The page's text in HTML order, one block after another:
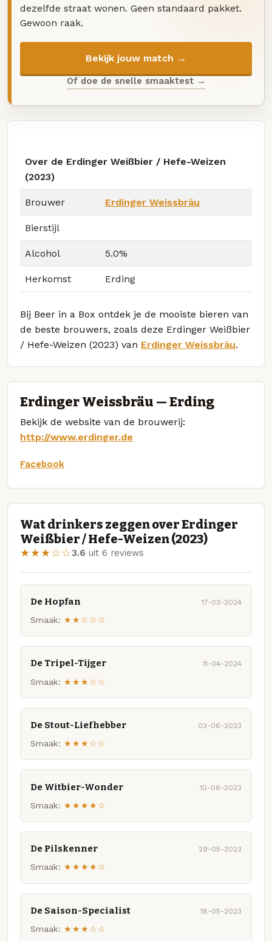
dezelfde straat wonen. Geen standaard pakket.
Gewoon raak.
Bekijk jouw match →
Of doe de snelle smaaktest →
Over de Erdinger Weißbier / Hefe-Weizen
(2023)
Brouwer Erdinger Weissbräu
Bierstijl
Alcohol 5.0%
Herkomst Erding
Bij Beer in a Box ontdek je de mooiste bieren van
de beste brouwers, zoals deze Erdinger Weißbier
/ Hefe-Weizen (2023) van Erdinger Weissbräu.
Erdinger Weissbräu — Erding
Bekijk de website van de brouwerij:
http://www.erdinger.de
Facebook
Wat drinkers zeggen over Erdinger
Weißbier / Hefe-Weizen (2023)
★★★☆☆3.6 uit 6 reviews
De Hopfan 17-03-2024
Smaak: ★★☆☆☆
De Tripel-Tijger 11-04-2024
Smaak: ★★★☆☆
De Stout-Liefhebber 03-06-2023
Smaak: ★★★☆☆
De Witbier-Wonder 10-06-2023
Smaak: ★★★★☆
De Pilskenner 29-05-2023
Smaak: ★★★★☆
De Saison-Specialist 18-05-2023
Smaak: ★★★☆☆